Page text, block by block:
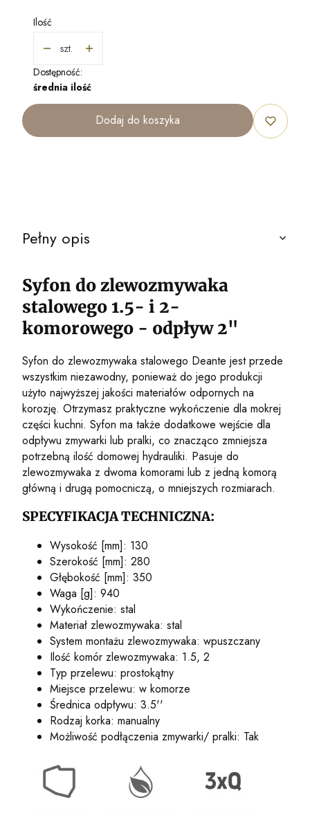
Ilość
szt.
Dostępność:
średnia ilość
Dodaj do koszyka
Pełny opis
Syfon do zlewozmywaka
stalowego 1.5- i 2-
komorowego - odpływ 2"
Syfon do zlewozmywaka stalowego Deante jest przede
wszystkim niezawodny, ponieważ do jego produkcji
użyto najwyższej jakości materiałów odpornych na
korozję. Otrzymasz praktyczne wykończenie dla mokrej
części kuchni. Syfon ma także dodatkowe wejście dla
odpływu zmywarki lub pralki, co znacząco zmniejsza
potrzebną ilość domowej hydrauliki. Pasuje do
zlewozmywaka z dwoma komorami lub z jedną komorą
główną i drugą pomocniczą, o mniejszych rozmiarach.
SPECYFIKACJA TECHNICZNA:
Wysokość [mm]: 130
Szerokość [mm]: 280
Głębokość [mm]: 350
Waga [g]: 940
Wykończenie: stal
Materiał zlewozmywaka: stal
System montażu zlewozmywaka: wpuszczany
Ilość komór zlewozmywaka: 1.5, 2
Typ przelewu: prostokątny
Miejsce przelewu: w komorze
Średnica odpływu: 3.5''
Rodzaj korka: manualny
Możliwość podłączenia zmywarki/ pralki: Tak